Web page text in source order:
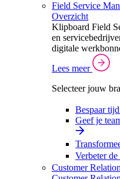
Field Service
Overzicht
Klipboard Field
en
digitale
Lees meer
Selecteer jouw
Bespaar
Geef je
Verbeter
Customer